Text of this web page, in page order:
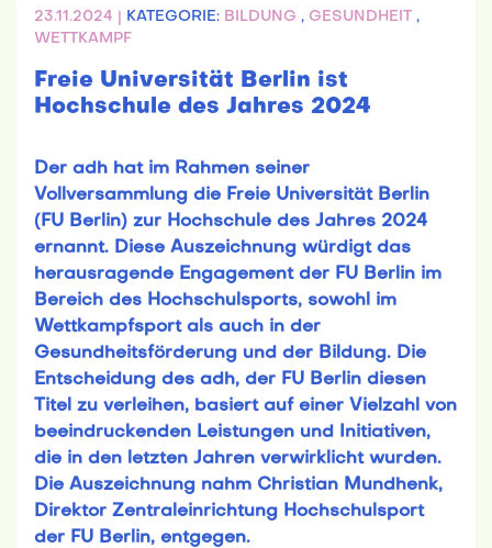
23.11.2024 | KATEGORIE: BILDUNG , GESUNDHEIT ,
WETTKAMPF
Freie Universität Berlin ist
Hochschule des Jahres 2024
Der adh hat im Rahmen seiner
Vollversammlung die Freie Universität Berlin
(FU Berlin) zur Hochschule des Jahres 2024
ernannt. Diese Auszeichnung würdigt das
herausragende Engagement der FU Berlin im
Bereich des Hochschulsports, sowohl im
Wettkampfsport als auch in der
Gesundheitsförderung und der Bildung. Die
Entscheidung des adh, der FU Berlin diesen
Titel zu verleihen, basiert auf einer Vielzahl von
beeindruckenden Leistungen und Initiativen,
die in den letzten Jahren verwirklicht wurden.
Die Auszeichnung nahm Christian Mundhenk,
Direktor Zentraleinrichtung Hochschulsport
der FU Berlin, entgegen.